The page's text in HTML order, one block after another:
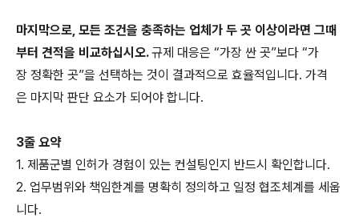
마지막으로, 모든 조건을 충족하는 업체가 두 곳 이상이라면 그때
부터 견적을 비교하십시오.규제 대응은 “가장 싼 곳”보다 “가
장 정확한 곳”을 선택하는 것이 결과적으로 효율적입니다. 가격
은 마지막 판단 요소가 되어야 합니다.
3줄 요약
1. 제품군별 인허가 경험이 있는 컨설팅인지 반드시 확인합니다.
2. 업무범위와 책임한계를 명확히 정의하고 일정 협조체계를 세웁
니다.